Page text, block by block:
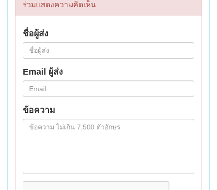
ร่วมแสดงความคิดเห็น
ชื่อผู้ส่ง
Email ผู้ส่ง
ข้อความ